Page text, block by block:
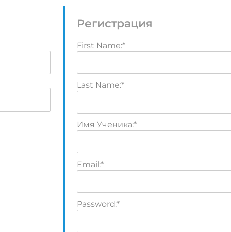
Регистрация
First Name:*
Last Name:*
Имя Ученика:*
Email:*
Password:*